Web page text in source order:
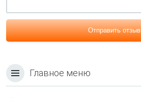
Отправить отзыв
Главное меню